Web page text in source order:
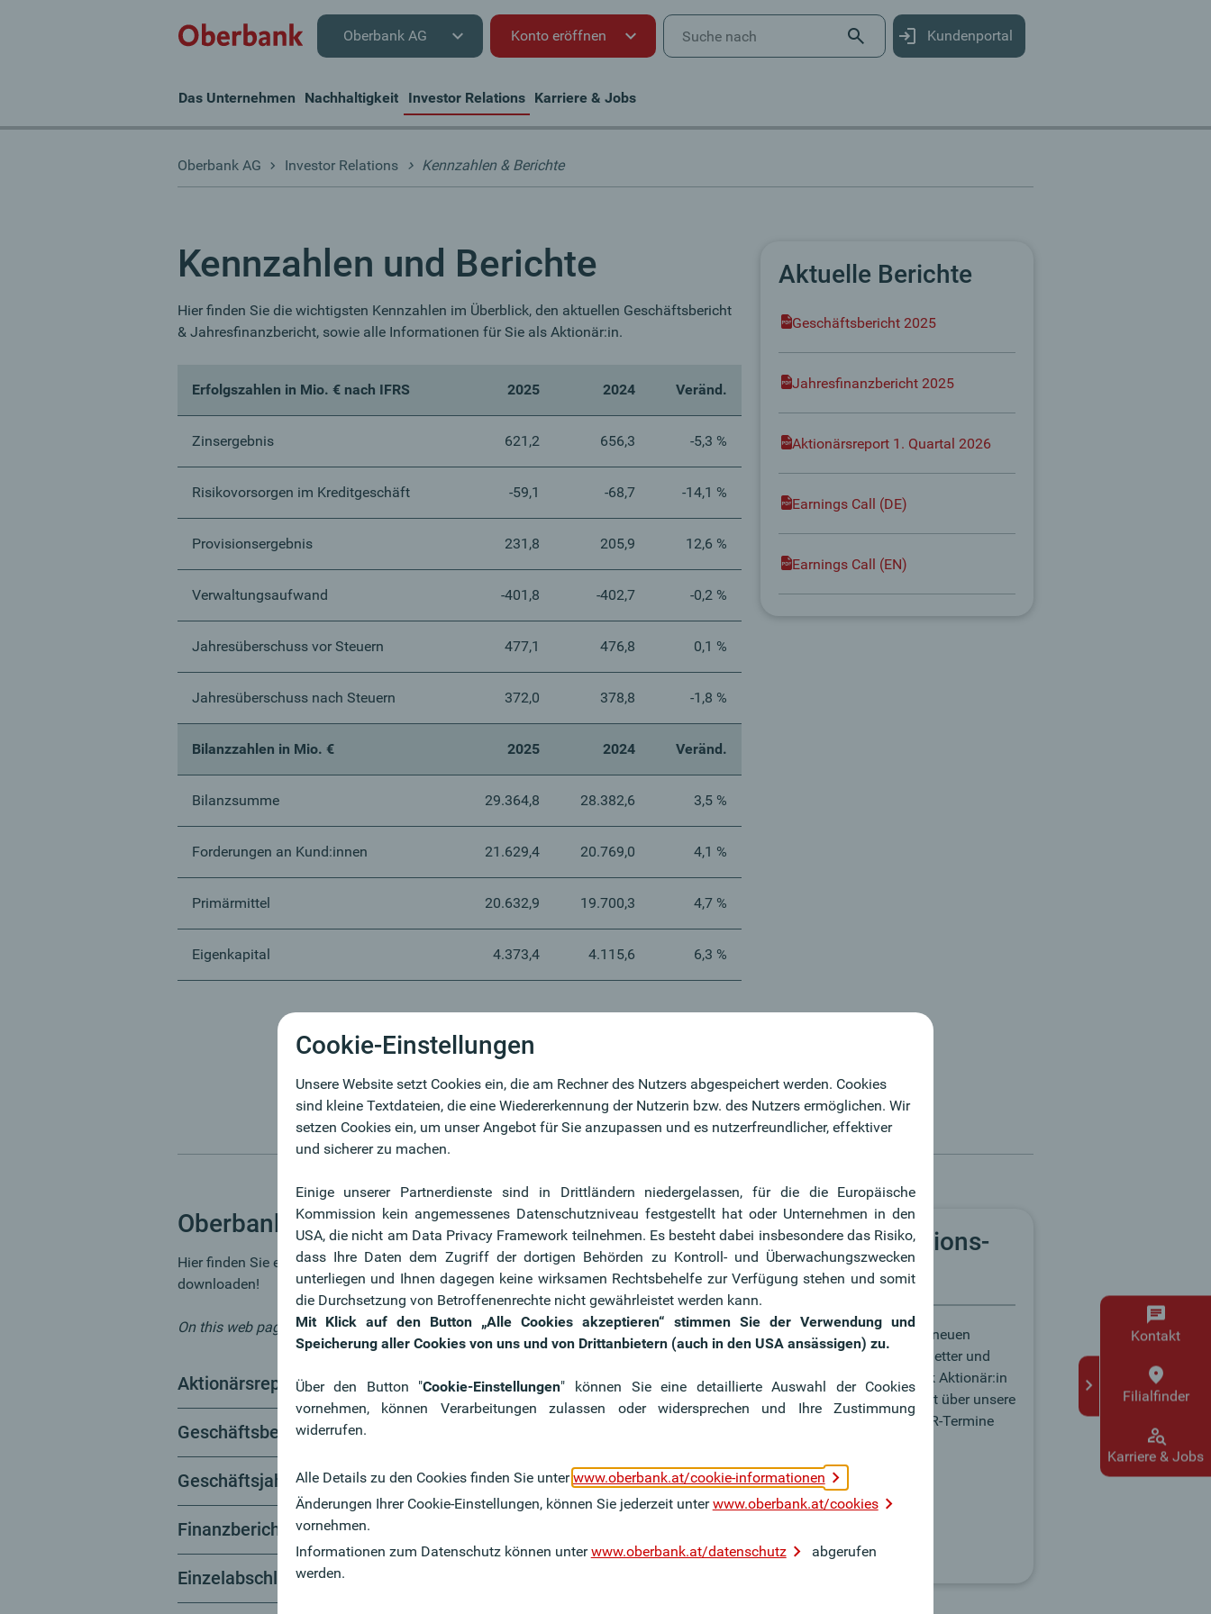
Oberbank AG Konto eröffnen Kundenportal
Das Unternehmen Nachhaltigkeit Investor Relations Karriere & Jobs
Oberbank AG Investor Relations Kennzahlen & Berichte
Kennzahlen und Berichte
Hier finden Sie die wichtigsten Kennzahlen im Überblick, den aktuellen Geschäftsbericht
& Jahresfinanzbericht, sowie alle Informationen für Sie als Aktionär:in.
Erfolgszahlen in Mio. € nach IFRS 2025 2024 Veränd.
Zinsergebnis 621,2 656,3 -5,3 %
Risikovorsorgen im Kreditgeschäft -59,1 -68,7 -14,1 %
Provisionsergebnis 231,8 205,9 12,6 %
Verwaltungsaufwand -401,8 -402,7 -0,2 %
Jahresüberschuss vor Steuern 477,1 476,8 0,1 %
Jahresüberschuss nach Steuern 372,0 378,8 -1,8 %
Bilanzzahlen in Mio. € 2025 2024 Veränd.
Bilanzsumme 29.364,8 28.382,6 3,5 %
Forderungen an Kund:innen 21.629,4 20.769,0 4,1 %
Primärmittel 20.632,9 19.700,3 4,7 %
Eigenkapital 4.373,4 4.115,6 6,3 %
Aktuelle Berichte
Geschäftsbericht 2025
Jahresfinanzbericht 2025
Aktionärsreport 1. Quartal 2026
Earnings Call (DE)
Earnings Call (EN)
Oberbank Publikationen
Hier finden Sie eine Liste wichtiger Publikationen der Oberbank – einfach auswählen und
downloaden!
On this web page you can download the most important publications of Oberbank AG.
Aktionärsreport / Interim Report to Shareholders
Geschäftsbericht / Annual Report
Geschäftsjahr auf einen Blick
Finanzbericht
Einzelabschluss
Investor Relations-
Newsletter
Abonnieren Sie unseren neuen
Investor Relations-Newsletter und
bleiben Sie als Oberbank Aktionär:in
immer bestens informiert über unsere
Geschäftsentwicklung, IR-Termine
Zur Anmeldung
Kontakt
Filialfinder
Karriere & Jobs
Cookie-Einstellungen
Unsere Website setzt Cookies ein, die am Rechner des Nutzers abgespeichert werden. Cookies
sind kleine Textdateien, die eine Wiedererkennung der Nutzerin bzw. des Nutzers ermöglichen. Wir
setzen Cookies ein, um unser Angebot für Sie anzupassen und es nutzerfreundlicher, effektiver
und sicherer zu machen.
Einige unserer Partnerdienste sind in Drittländern niedergelassen, für die die Europäische
Kommission kein angemessenes Datenschutzniveau festgestellt hat oder Unternehmen in den
USA, die nicht am Data Privacy Framework teilnehmen. Es besteht dabei insbesondere das Risiko,
dass Ihre Daten dem Zugriff der dortigen Behörden zu Kontroll- und Überwachungszwecken
unterliegen und Ihnen dagegen keine wirksamen Rechtsbehelfe zur Verfügung stehen und somit
die Durchsetzung von Betroffenenrechte nicht gewährleistet werden kann.
Mit Klick auf den Button „Alle Cookies akzeptieren“ stimmen Sie der Verwendung und
Speicherung aller Cookies von uns und von Drittanbietern (auch in den USA ansässigen) zu.
Über den Button "Cookie-Einstellungen" können Sie eine detaillierte Auswahl der Cookies
vornehmen, können Verarbeitungen zulassen oder widersprechen und Ihre Zustimmung
widerrufen.
Alle Details zu den Cookies finden Sie unterwww.oberbank.at/cookie-informationen
Änderungen Ihrer Cookie-Einstellungen, können Sie jederzeit unterwww.oberbank.at/cookies
vornehmen.
Informationen zum Datenschutz können unterwww.oberbank.at/datenschutz
abgerufen
werden.